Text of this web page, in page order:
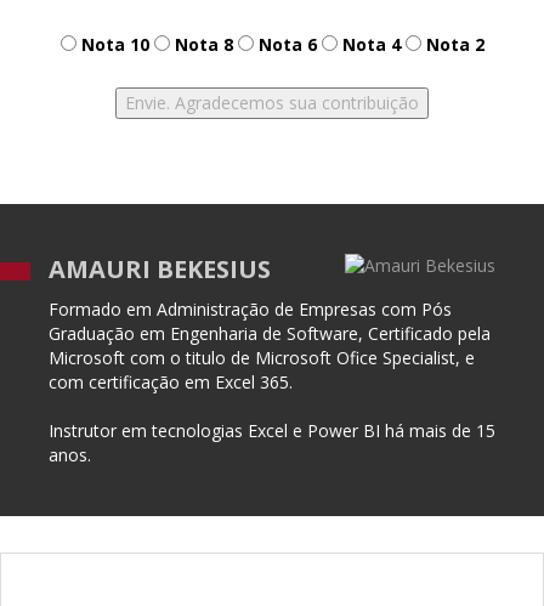
Nota 10 Nota 8 Nota 6 Nota 4 Nota 2
AMAURI BEKESIUS
Formado em Administração de Empresas com Pós
Graduação em Engenharia de Software, Certificado pela
Microsoft com o titulo de Microsoft Ofice Specialist, e
com certificação em Excel 365.
Instrutor em tecnologias Excel e Power BI há mais de 15
anos.